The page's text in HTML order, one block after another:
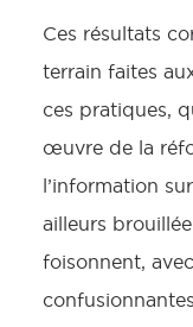
Ces résultats
terrain faites
ces pratiques,
œuvre de la
l’information
ailleurs
foisonnent,